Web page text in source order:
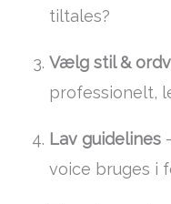
tiltales?
Vælg stil &
professionelt,
Lav guidelines
voice bruges i